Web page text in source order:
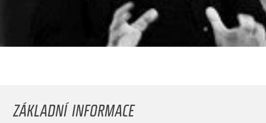
ZÁKLADNÍ INFORMACE